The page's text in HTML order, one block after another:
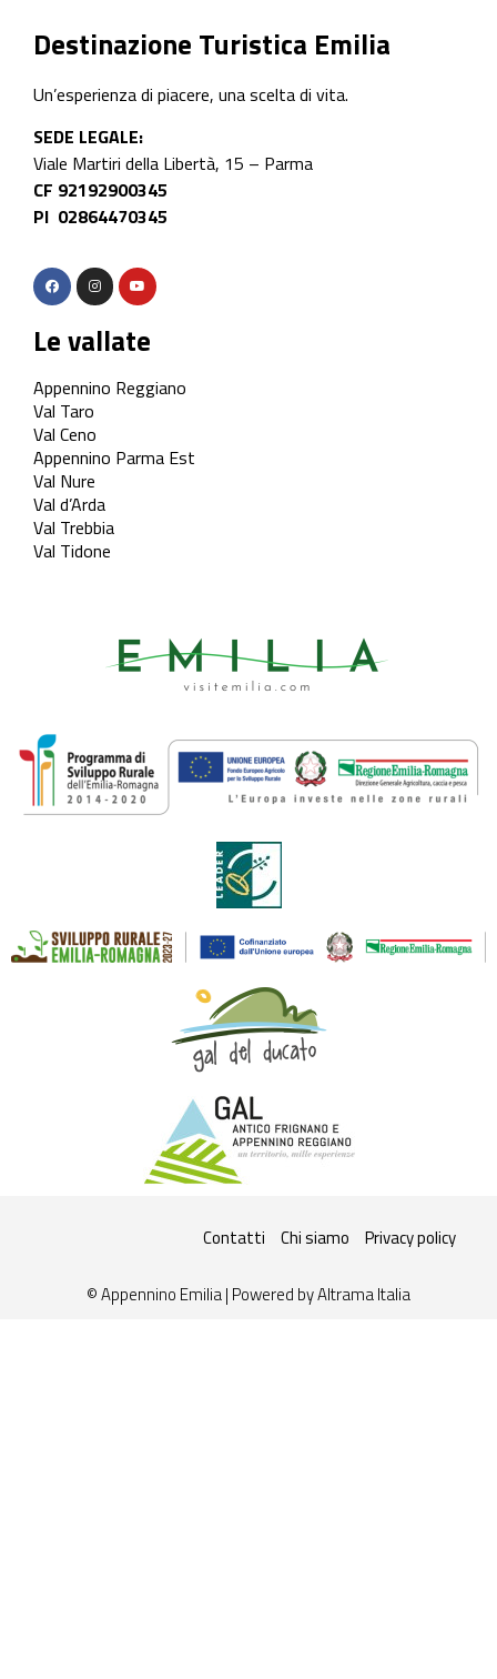
Destinazione Turistica Emilia
Un’esperienza di piacere, una scelta di vita.
SEDE LEGALE:
Viale Martiri della Libertà, 15 – Parma
CF 92192900345
PI 02864470345
Le vallate
Appennino Reggiano
Val Taro
Val Ceno
Appennino Parma Est
Val Nure
Val d’Arda
Val Trebbia
Val Tidone
© Appennino Emilia | Powered byAltrama Italia
Contatti Chi siamo Privacy policy